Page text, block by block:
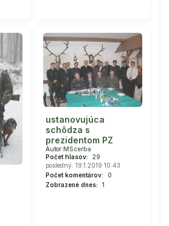
ustanovujúca
schôdza s
prezidentom PZ
Autor:MScerba
Počet hlasov:
29
posledný: 19.1.2019 10:43
Počet komentárov:
0
Zobrazené dnes:
1